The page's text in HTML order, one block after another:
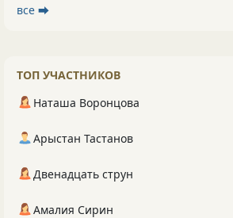
все ⮕
ТОП УЧАСТНИКОВ
Наташа Воронцова
Арыстан Тастанов
Двенадцать струн
Амалия Сирин